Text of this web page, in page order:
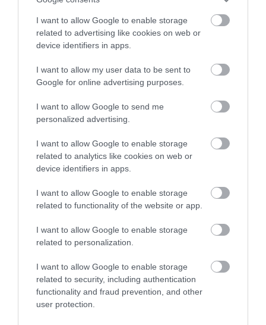
I want to allow Google to enable storage
related to advertising like cookies on web or
device identifiers in apps.
I want to allow my user data to be sent to
Google for online advertising purposes.
I want to allow Google to send me
personalized advertising.
I want to allow Google to enable storage
related to analytics like cookies on web or
device identifiers in apps.
I want to allow Google to enable storage
related to functionality of the website or app.
I want to allow Google to enable storage
related to personalization.
I want to allow Google to enable storage
related to security, including authentication
functionality and fraud prevention, and other
user protection.
2019. Augusztus 13.
Finom ételek, nagy adagok,
csodás atmoszféra, kedves
kiszolgálás. Csak ajánlani
Jelentés
Zoltán Berek
Udvarias, gyors kiszolgálás,
nagyon finom ételek.
Ha erre járunk újra betérünk
Kerepesi Gyöngyi
2017. Március 5.
Egyszer itt ettem életem
legfinomabb túrós lepényét.
Jelentés